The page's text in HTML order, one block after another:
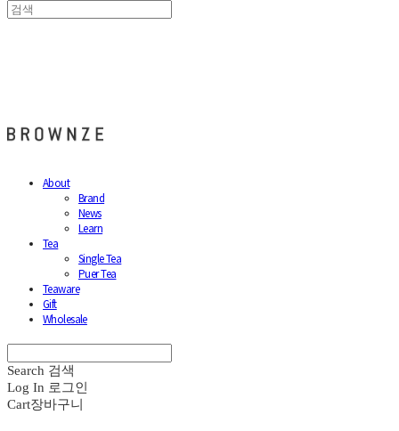
About
Brand
News
Learn
Tea
Single Tea
Puer Tea
Teaware
Gift
Wholesale
Search 검색
Log In 로그인
Cart장바구니